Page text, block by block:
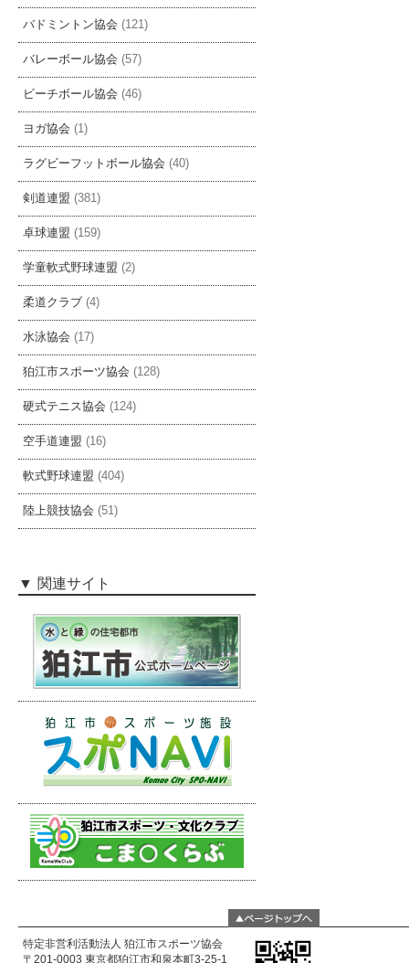
バドミントン協会 (121)
バレーボール協会 (57)
ビーチボール協会 (46)
ヨガ協会 (1)
ラグビーフットボール協会 (40)
剣道連盟 (381)
卓球連盟 (159)
学童軟式野球連盟 (2)
柔道クラブ (4)
水泳協会 (17)
狛江市スポーツ協会 (128)
硬式テニス協会 (124)
空手道連盟 (16)
軟式野球連盟 (404)
陸上競技協会 (51)
関連サイト
特定非営利活動法人 狛江市スポーツ協会
〒201-0003 東京都狛江市和泉本町3-25-1